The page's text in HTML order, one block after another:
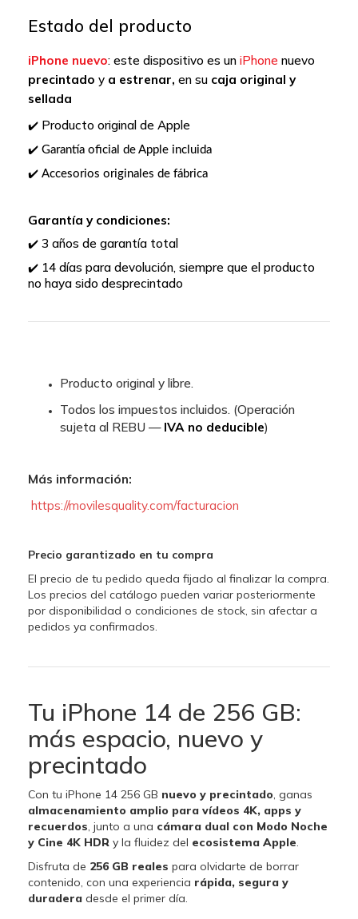
Estado del producto
iPhone nuevo: este dispositivo es un iPhone nuevo
precintado y a estrenar, en su caja original y
sellada
✔️ Producto original de Apple
✔️ Garantía oficial de Apple incluida
✔️ Accesorios originales de fábrica
Garantía y condiciones:
✔️ 3 años de garantía total
✔️ 14 días para devolución, siempre que el producto
no haya sido desprecintado
Producto original y libre.
Todos los impuestos incluidos. (Operación
sujeta al REBU — IVA no deducible)
Más información:
https://movilesquality.com/facturacion
Precio garantizado en tu compra
El precio de tu pedido queda fijado al finalizar la compra.
Los precios del catálogo pueden variar posteriormente
por disponibilidad o condiciones de stock, sin afectar a
pedidos ya confirmados.
Tu iPhone 14 de 256 GB:
más espacio, nuevo y
precintado
Con tu iPhone 14 256 GB nuevo y precintado, ganas
almacenamiento amplio para vídeos 4K, apps y
recuerdos, junto a una cámara dual con Modo Noche
y Cine 4K HDR y la fluidez del ecosistema Apple.
Disfruta de 256 GB reales para olvidarte de borrar
contenido, con una experiencia rápida, segura y
duradera desde el primer día.